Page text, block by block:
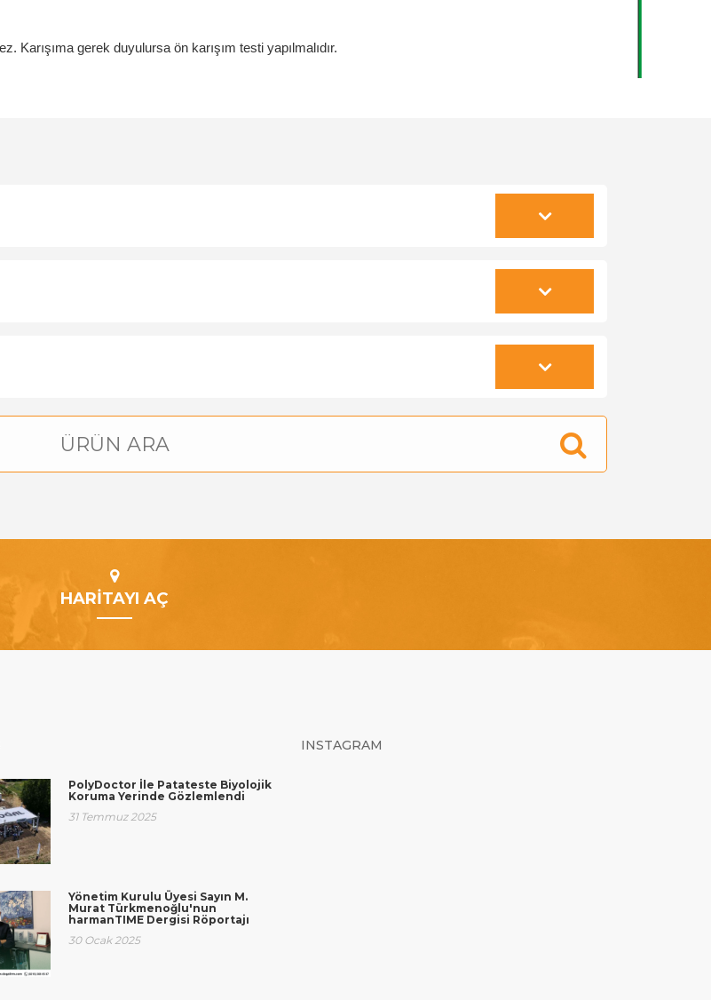
Karışıma gerek duyulursa ön karışım testi yapılmalıdır.
HARİTAYI AÇ
PolyDoctor İle Patateste Biyolojik
Koruma Yerinde Gözlemlendi
31 Temmuz 2025
Yönetim Kurulu Üyesi Sayın M.
Murat Türkmenoğlu'nun
harmanTIME Dergisi Röportajı
30 Ocak 2025
INSTAGRAM